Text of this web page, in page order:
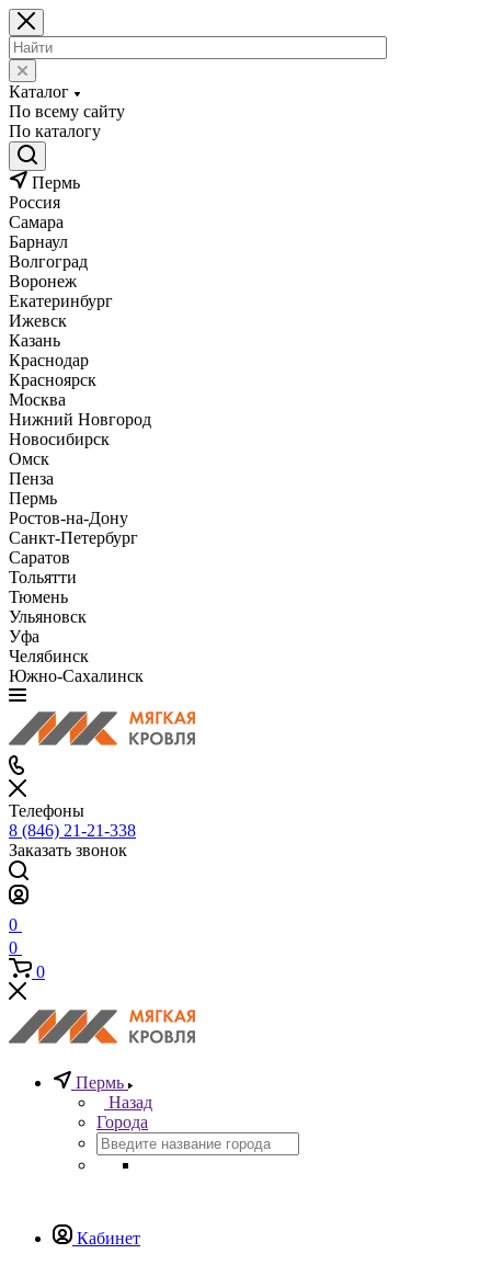
Каталог
По всему сайту
По каталогу
Пермь
Россия
Самара
Барнаул
Волгоград
Воронеж
Екатеринбург
Ижевск
Казань
Краснодар
Красноярск
Москва
Нижний Новгород
Новосибирск
Омск
Пенза
Пермь
Ростов-на-Дону
Санкт-Петербург
Саратов
Тольятти
Тюмень
Ульяновск
Уфа
Челябинск
Южно-Сахалинск
Телефоны
8 (846) 21-21-338
Заказать звонок
0
0
0
Пермь
Назад
Города
Кабинет